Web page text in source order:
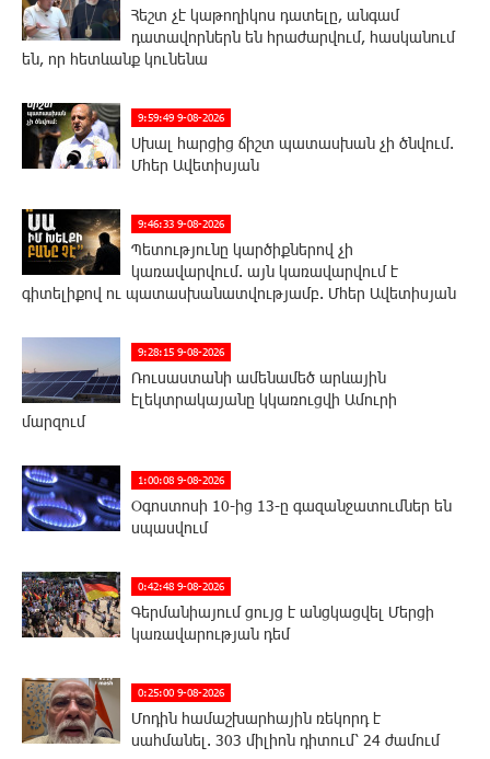
Հեշտ չէ կաթողիկոս դատելը, անգամ
դատավորներն են հրաժարվում, հասկանում
են, որ հետևանք կունենա
9:59:49 9-08-2026
Սխալ հարցից ճիշտ պատասխան չի ծնվում.
Մհեր Ավետիսյան
9:46:33 9-08-2026
Պետությունը կարծիքներով չի
կառավարվում. այն կառավարվում է
գիտելիքով ու պատասխանատվությամբ. Մհեր Ավետիսյան
9:28:15 9-08-2026
Ռուսաստանի ամենամեծ արևային
էլեկտրակայանը կկառուցվի Ամուրի
մարզում
1:00:08 9-08-2026
Օգոստոսի 10-ից 13-ը գազանջատումներ են
սպասվում
0:42:48 9-08-2026
Գերմանիայում ցույց է անցկացվել Մերցի
կառավարության դեմ
0:25:00 9-08-2026
Մոդին համաշխարհային ռեկորդ է
սահմանել. 303 միլիոն դիտում՝ 24 ժամում